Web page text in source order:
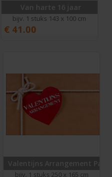
Van harte 16 jaar
bijv. 1 stuks 143 x 100 cm
€ 41.00
Valentijns Arrangement
bijv. 1 stuks 250 x 165 cm